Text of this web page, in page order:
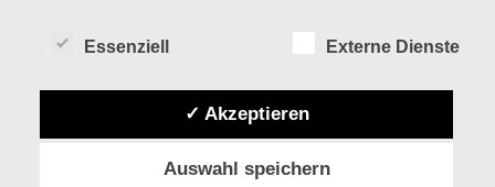
Essenziell Externe Dienste
✓ Akzeptieren
Auswahl speichern